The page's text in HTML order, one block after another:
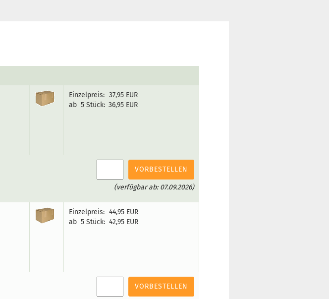
Einzelpreis: 37,95 EUR
ab 5 Stück: 36,95 EUR
VORBESTELLEN
(verfügbar ab: 07.09.2026)
Einzelpreis: 44,95 EUR
ab 5 Stück: 42,95 EUR
VORBESTELLEN